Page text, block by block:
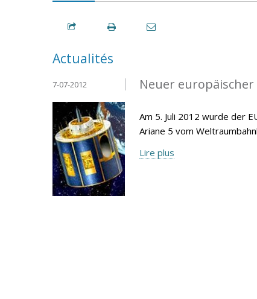
Actualités
Neuer
7-07-2012
Am 5. Juli 2012 wurde der
Ariane 5 vom
Lire plus